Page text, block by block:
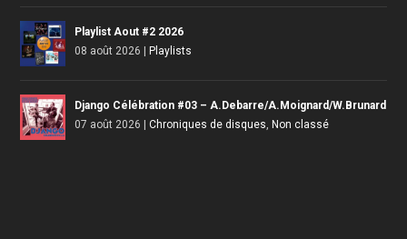
Playlist Aout #2 2026
08 août 2026 |Playlists
Django Célébration #03 – A.Debarre/A.Moignard/W.Brunard
07 août 2026 |Chroniques de disques ,Non classé